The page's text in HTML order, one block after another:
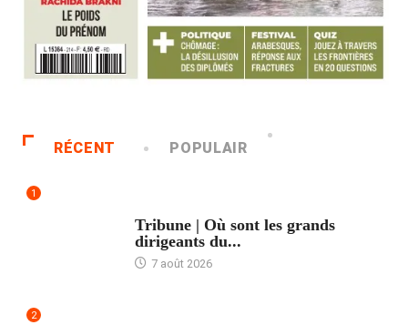
RÉCENT POPULAIR
1
Tribune | Où sont les grands
dirigeants du...
7 août 2026
2